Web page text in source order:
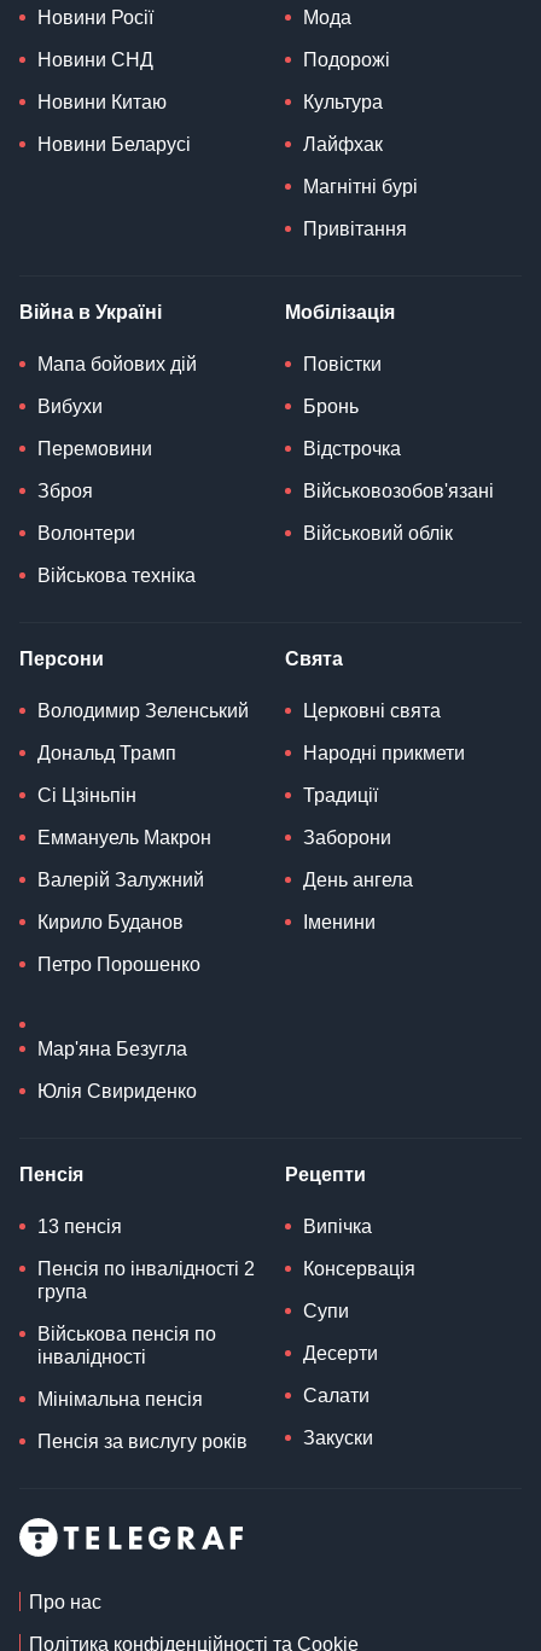
Новини Росії
Новини СНД
Новини Китаю
Новини Беларусі
Мода
Подорожі
Культура
Лайфхак
Магнітні бурі
Привітання
Війна в Україні
Мапа бойових дій
Вибухи
Перемовини
Зброя
Волонтери
Військова техніка
Мобілізація
Повістки
Бронь
Відстрочка
Військовозобов'язані
Військовий облік
Персони
Володимир Зеленський
Дональд Трамп
Сі Цзіньпін
Еммануель Макрон
Валерій Залужний
Кирило Буданов
Петро Порошенко
Мар'яна Безугла
Юлія Свириденко
Свята
Церковні свята
Народні прикмети
Традиції
Заборони
День ангела
Іменини
Пенсія
13 пенсія
Пенсія по інвалідності 2
група
Військова пенсія по
інвалідності
Мінімальна пенсія
Пенсія за вислугу років
Рецепти
Випічка
Консервація
Супи
Десерти
Салати
Закуски
Про нас
Політика конфіденційності та Cookie